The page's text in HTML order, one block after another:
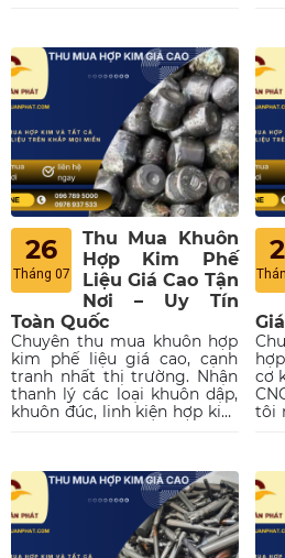
hệ ngay
26
Tháng 07
Thu Mua Khuôn
Hợp Kim Phế
Liệu Giá Cao Tận
Nơi – Uy Tín
Toàn Quốc
Chuyên thu mua khuôn hợp
kim phế liệu giá cao, cạnh
tranh nhất thị trường. Nhận
thanh lý các loại khuôn dập,
khuôn đúc, linh kiện hợp kim
duy nhất. Liên hệ ngay để
nhận báo giá chi tiết hôm
nay!
cơ
tôi
hệ